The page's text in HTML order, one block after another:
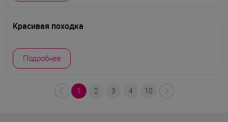
Красивая походка
Подробнее
1 2 3 4 10